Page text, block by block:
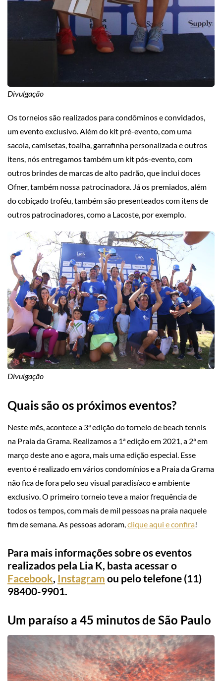
Divulgação
Os torneios são realizados para condôminos e convidados,
um evento exclusivo. Além do kit pré-evento, com uma
sacola, camisetas, toalha, garrafinha personalizada e outros
itens, nós entregamos também um kit pós-evento, com
outros brindes de marcas de alto padrão, que inclui doces
Ofner, também nossa patrocinadora. Já os premiados, além
do cobiçado troféu, também são presenteados com itens de
outros patrocinadores, como a Lacoste, por exemplo.
Divulgação
Quais são os próximos eventos?
Neste mês, acontece a 3ª edição do torneio de beach tennis
na Praia da Grama. Realizamos a 1ª edição em 2021, a 2ª em
março deste ano e agora, mais uma edição especial. Esse
evento é realizado em vários condomínios e a Praia da Grama
não fica de fora pelo seu visual paradisíaco e ambiente
exclusivo. O primeiro torneio teve a maior frequência de
todos os tempos, com mais de mil pessoas na praia naquele
fim de semana. As pessoas adoram,clique aqui e confira!
Para mais informações sobre os eventos
realizados pela Lia K, basta acessar o
Facebook, Instagram ou pelo telefone (11)
98400-9901.
Um paraíso a 45 minutos de São Paulo